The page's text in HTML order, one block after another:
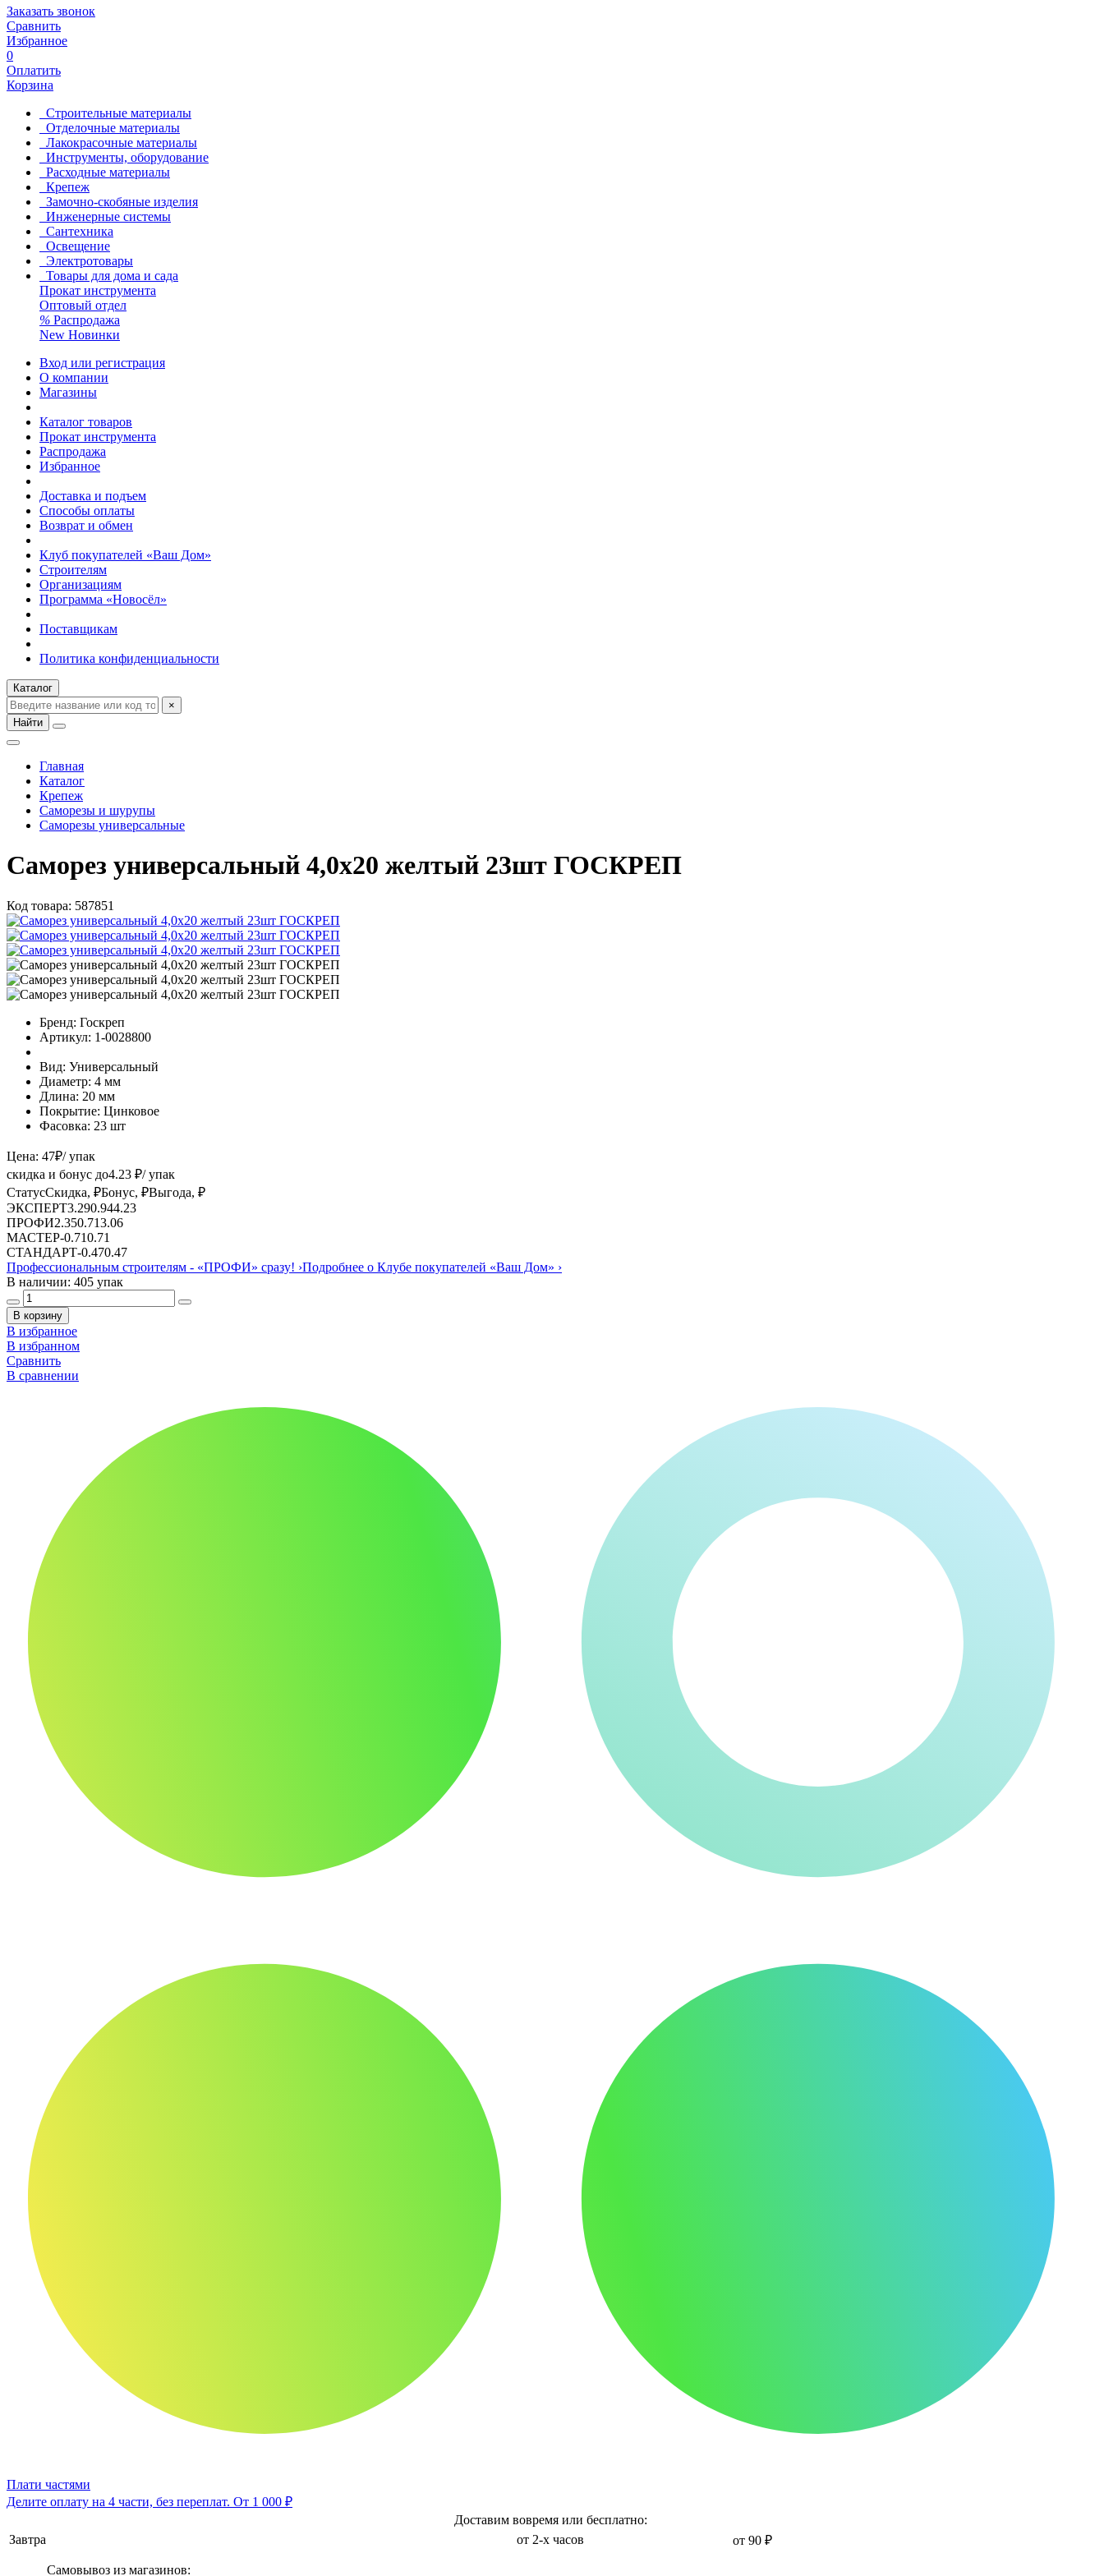
Заказать звонок
Сравнить
Избранное
0
Оплатить
Корзина
Строительные материалы
Отделочные материалы
Лакокрасочные материалы
Инструменты, оборудование
Расходные материалы
Крепеж
Замочно-скобяные изделия
Инженерные системы
Сантехника
Освещение
Электротовары
Товары для дома и сада
Прокат инструмента
Оптовый отдел
% Распродажа
New Новинки
Вход или регистрация
О компании
Магазины
Каталог товаров
Прокат инструмента
Распродажа
Избранное
Доставка и подъем
Способы оплаты
Возврат и обмен
Клуб покупателей «Ваш Дом»
Строителям
Организациям
Программа «Новосёл»
Поставщикам
Политика конфиденциальности
Каталог
×
Найти
Главная
Каталог
Крепеж
Саморезы и шурупы
Саморезы универсальные
Саморез универсальный 4,0х20 желтый 23шт ГОСКРЕП
Код товара: 587851
Бренд: Госкреп
Артикул: 1-0028800
Вид: Универсальный
Диаметр: 4 мм
Длина: 20 мм
Покрытие: Цинковое
Фасовка: 23 шт
Цена: 47₽/ упак
скидка и бонус до4.23 ₽/ упак
СтатусСкидка, ₽Бонус, ₽Выгода, ₽
ЭКСПЕРТ3.290.944.23
ПРОФИ2.350.713.06
МАСТЕР-0.710.71
СТАНДАРТ-0.470.47
Профессиональным строителям - «ПРОФИ» сразу! ›Подробнее о Клубе покупателей «Ваш Дом» ›
В наличии: 405 упак
В корзину
В избранное
В избранном
Сравнить
В сравнении
Плати частями
Делите оплату на 4 части, без переплат. От 1 000 ₽
Доставим вовремя или бесплатно:
Завтра
от 2-х часов от 90 ₽
Самовывоз из магазинов: